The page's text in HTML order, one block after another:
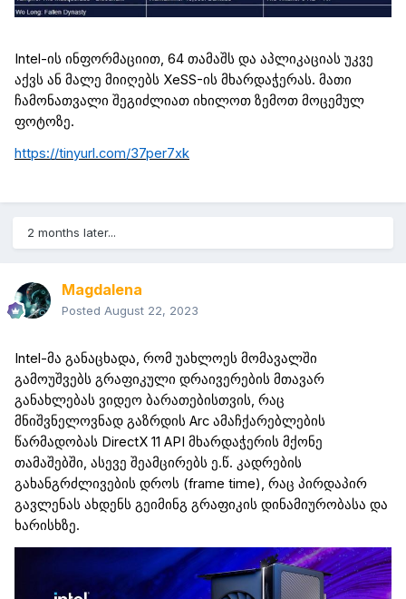
Intel-ის ინფორმაციით, 64 თამაშს და აპლიკაციას უკვე
აქვს ან მალე მიიღებს XeSS-ის მხარდაჭერას. მათი
ჩამონათვალი შეგიძლიათ იხილოთ ზემოთ მოცემულ
ფოტოზე.
https://tinyurl.com/37per7xk
2 months later...
Magdalena
Posted August 22, 2023
Intel -მა განაცხადა, რომ უახლოეს მომავალში
გამოუშვებს გრაფიკული დრაივერების მთავარ
განახლებას ვიდეო ბარათებისთვის, რაც
მნიშვნელოვნად გაზრდის Arc ამაჩქარებლების
წარმადობას DirectX 11 API მხარდაჭერის მქონე
თამაშებში, ასევე შეამცირებს ე.წ. კადრების
გახანგრძლივების დროს (frame time), რაც პირდაპირ
გავლენას ახდენს გეიმინგ გრაფიკის დინამიურობასა და
ხარისხზე.